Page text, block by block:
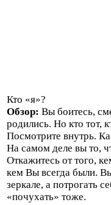
Кто «я»?
Обзор: Вы боитесь,
родились. Но кто тот,
Посмотрите внутрь.
На самом деле вы то,
Откажитесь от того,
кем Вы всегда были.
зеркале, а потрогать
«почухать» тоже.